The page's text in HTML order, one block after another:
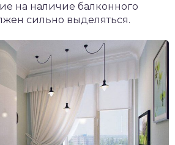
на наличие балконного
сильно выделяться.